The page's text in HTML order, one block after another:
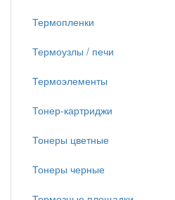
Термопленки
Термоузлы / печи
Термоэлементы
Тонер-картриджи
Тонеры цветные
Тонеры черные